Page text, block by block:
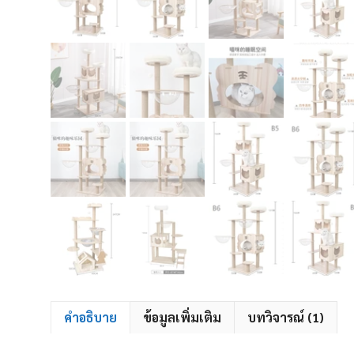
คำอธิบาย ข้อมูลเพิ่มเติม บทวิจารณ์ (1)